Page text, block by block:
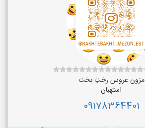
مزون عروس رختِ بخت
استهبان
09178364401